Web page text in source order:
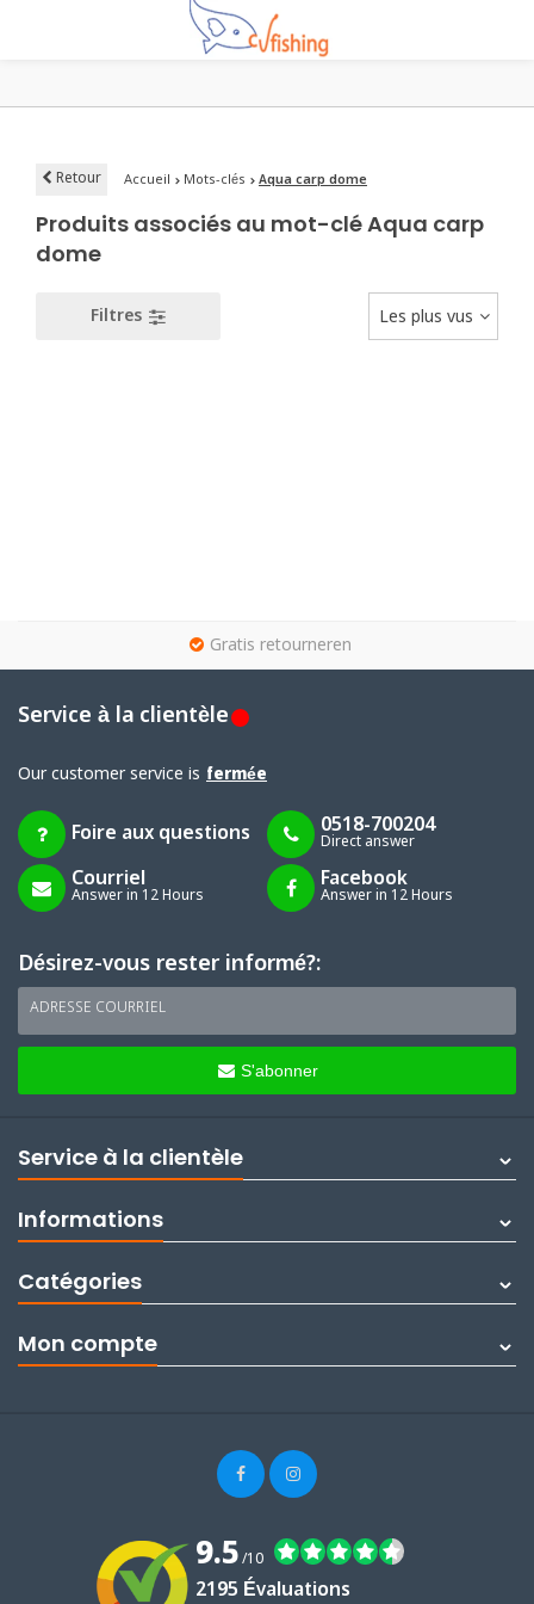
Retour Accueil Mots-clés Aqua carp dome
Produits associés au mot-clé Aqua carp
dome
Filtres Les plus vus
Gratis retourneren
Service à la clientèle
Our customer service is fermée
Foire aux questions 0518-700204
Direct answer
Courriel
Answer in 12 Hours
Facebook
Answer in 12 Hours
Désirez-vous rester informé?:
ADRESSE COURRIEL
S'abonner
Service à la clientèle
Informations
Catégories
Mon compte
9.5/10
2195 Évaluations